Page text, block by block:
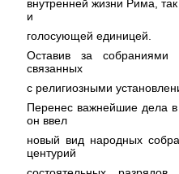
внутренней жизни Рима,
и
голосующей единицей.
Оставив за
связанных
с религиозными
Перенес важнейшие дела
он ввел
новый вид народных
центурий